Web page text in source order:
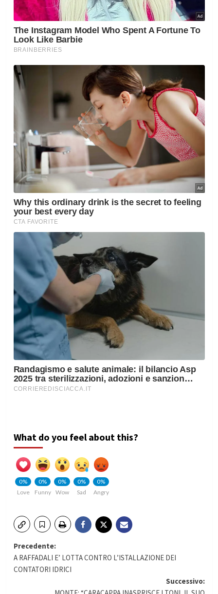
What do you feel about this?
0%
Love
0%
Funny
0%
Wow
0%
Sad
0%
Angry
Navigazione
articolo
Precedente:
A RAFFADALI E’ LOTTA CONTRO L’ISTALLAZIONE DEI
CONTATORI IDRICI
Successivo: